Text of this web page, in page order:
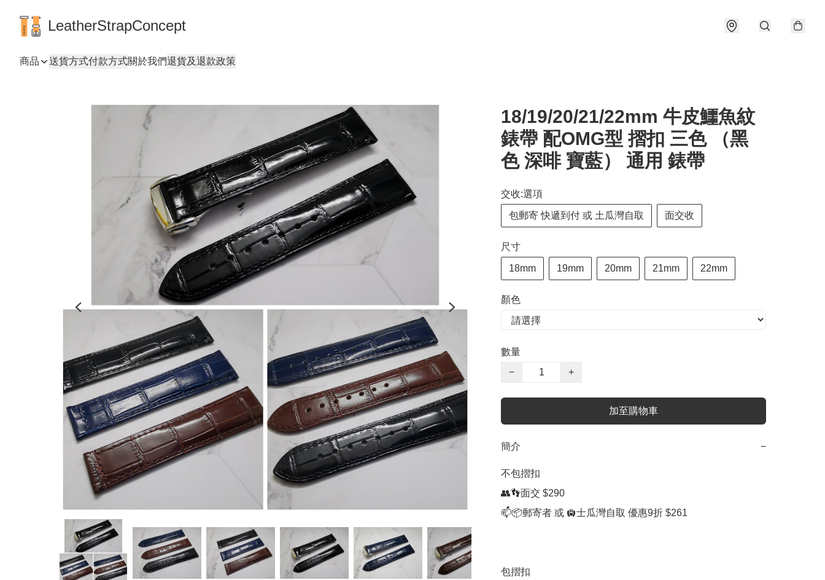
LeatherStrapConcept
商品 送貨方式付款方式關於我們退貨及退款政策
18/19/20/21/22mm 牛皮鱷魚紋
錶帶 配OMG型 摺扣 三色 （黑
色 深啡 寶藍） 通用 錶帶
交收:選項
包郵寄 快遞到付 或 土瓜灣自取 面交收
尺寸
18mm 19mm 20mm 21mm 22mm
顏色
數量
−
+
加至購物車
簡介 −
不包摺扣
👥👣面交 $290
📫📦郵寄者 或 🛄士瓜灣自取 優惠9折 $261
包摺扣